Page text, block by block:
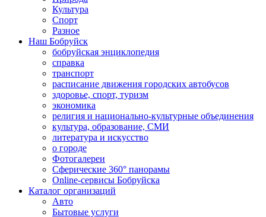
Культура
Спорт
Разное
Наш Бобруйск
бобруйская энциклопедия
справка
транспорт
расписание движения городских автобусов
здоровье, спорт, туризм
экономика
религия и национально-культурные объединения
культура, образование, СМИ
литература и искусство
о городе
Фотогалереи
Сферические 360° панорамы
Online-сервисы Бобруйска
Каталог организаций
Авто
Бытовые услуги